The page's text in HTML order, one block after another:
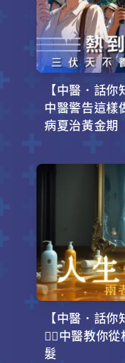
【中醫．話
中醫警告這樣
病夏治黃金期
【中醫．話
💇‍♂️中醫教你
髮